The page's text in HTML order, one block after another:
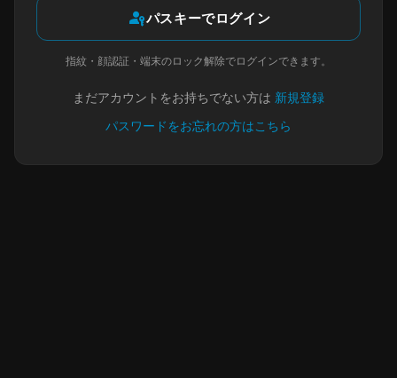
passkeyパスキーでログイン
指紋・顔認証・端末のロック解除でログインできます。
まだアカウントをお持ちでない方は 新規登録
パスワードをお忘れの方はこちら